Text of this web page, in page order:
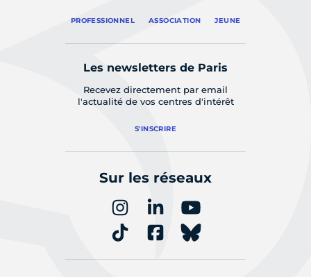
PROFESSIONNEL ASSOCIATION JEUNE
Les newsletters de Paris
Recevez directement par email
l'actualité de vos centres d'intérêt
S'INSCRIRE
Sur les réseaux